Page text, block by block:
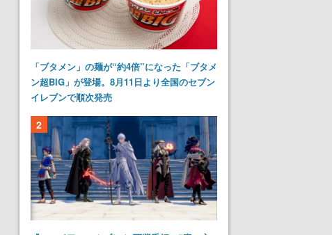
「ブタメン」の麺が“約4倍”になった「ブタメ
ン超BIG」が登場。8月11日より全国のセブン
イレブンで順次発売
2